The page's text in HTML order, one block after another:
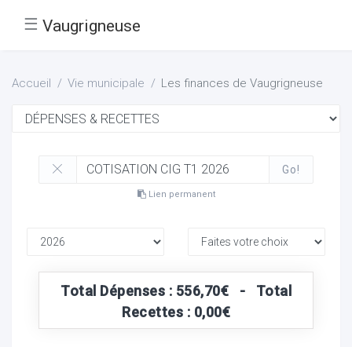
☰ Vaugrigneuse
Accueil Vie municipale Les finances de Vaugrigneuse
Go!
Lien permanent
Total Dépenses : 556,70€ - Total
Recettes : 0,00€